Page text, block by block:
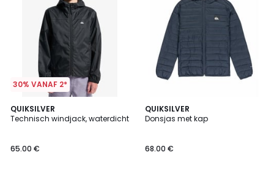
30% VANAF 2*
QUIKSILVER
Technisch windjack, waterdicht
65.00 €
QUIKSILVER
Donsjas met kap
68.00 €
4
/
3
Kleuren